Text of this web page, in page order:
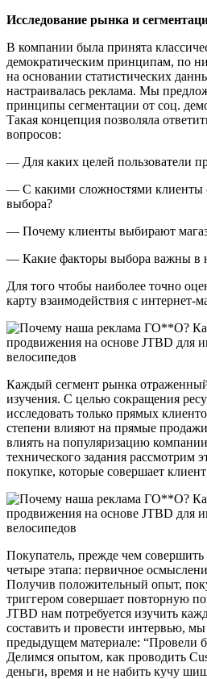
Исследование рынка и
В компании была принята
демократическим принципам, по
на основании статистических
настраивалась реклама. Мы
принципы сегментации от соц.
Такая концепция позволяла
вопросов:
— Для каких целей пользователи
— С какими сложностями клиенты
выбора?
— Почему клиенты выбирают
— Какие факторы выбора важны в
Для того чтобы наиболее точно
карту взаимодействия с интернет-
Каждый сегмент рынка отраженный
изучения. С целью сокращения
исследовать только прямых
степени влияют на прямые
влиять на популяризацию
технического задания рассмотрим
покупке, которые совершает
Покупатель, прежде чем совершить
четыре этапа: первичное
Получив положительный опыт,
триггером совершает повторную
JTBD нам потребуется изучить
составить и провести интервью, мы
предыдущем материале: “Провели
Делимся опытом, как проводить
деньги, время и не набить кучу